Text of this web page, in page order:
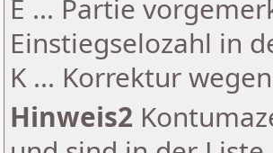
E ... Partie
Einstiegselozahl in
K ... Korrektur
Hinweis2